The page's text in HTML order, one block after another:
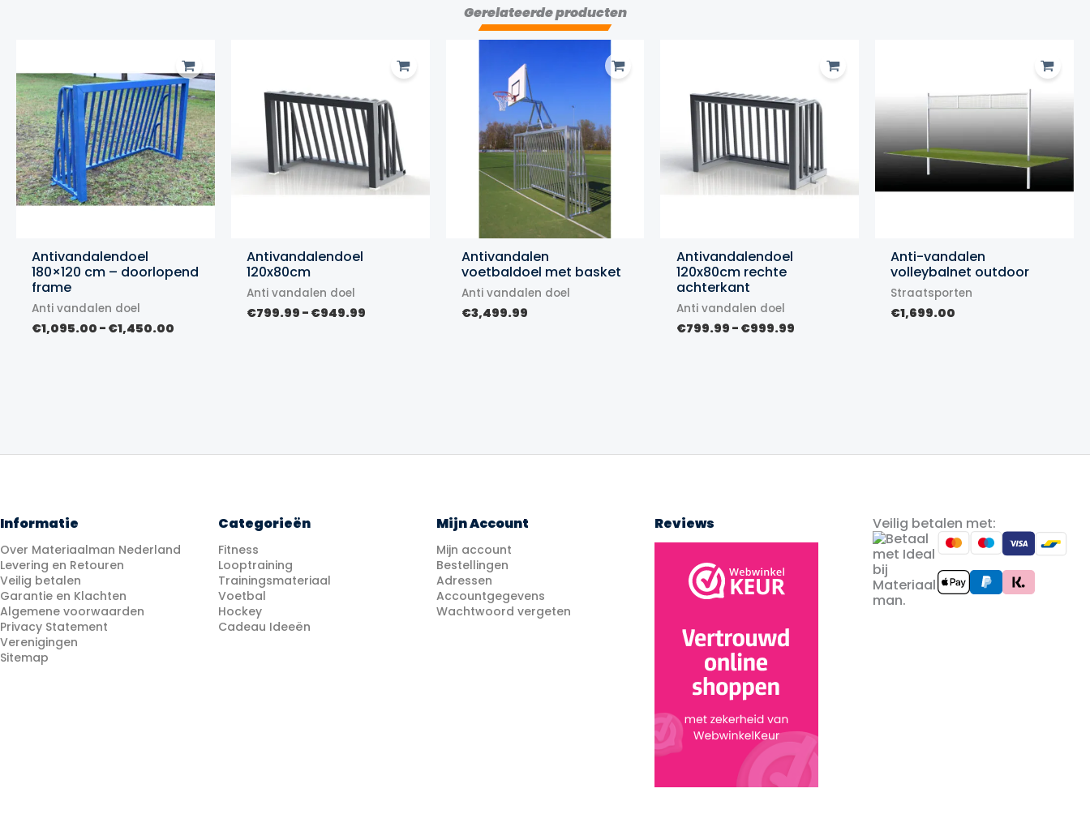
Gerelateerde producten
Antivandalendoel
180×120 cm – doorlopend
frame
Anti vandalen doel
€1,095.00 - €1,450.00
Antivandalendoel
120x80cm
Anti vandalen doel
€799.99 - €949.99Prijsklasse:
Antivandalen
voetbaldoel met basket
Anti vandalen doel
€3,499.99
Antivandalendoel
120x80cm rechte
achterkant
Anti vandalen doel
€799.99 - €999.99Prijsklasse:
Anti-vandalen
volleybalnet outdoor
Straatsporten
€1,699.00
Informatie
Over Materiaalman Nederland
Levering en Retouren
Veilig betalen
Garantie en Klachten
Algemene voorwaarden
Privacy Statement
Verenigingen
Sitemap
Categorieën
Fitness
Looptraining
Trainingsmateriaal
Voetbal
Hockey
Cadeau Ideeën
Mijn Account
Mijn account
Bestellingen
Adressen
Accountgegevens
Wachtwoord vergeten
Reviews Veilig betalen met: